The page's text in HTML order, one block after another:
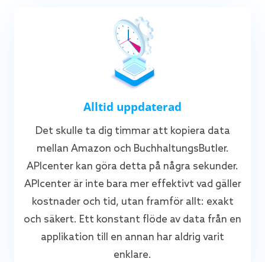
Alltid uppdaterad
Det skulle ta dig timmar att kopiera data
mellan Amazon och BuchhaltungsButler.
APIcenter kan göra detta på några sekunder.
APIcenter är inte bara mer effektivt vad gäller
kostnader och tid, utan framför allt: exakt
och säkert. Ett konstant flöde av data från en
applikation till en annan har aldrig varit
enklare.